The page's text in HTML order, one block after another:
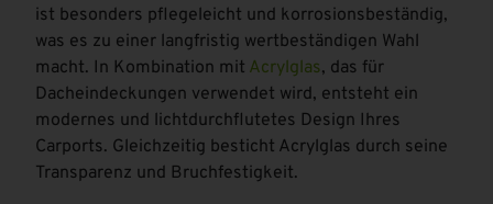
ist besonders pflegeleicht und korrosionsbeständig,
was es zu einer langfristig wertbeständigen Wahl
macht. In Kombination mit Acrylglas, das für
Dacheindeckungen verwendet wird, entsteht ein
modernes und lichtdurchflutetes Design Ihres
Carports. Gleichzeitig besticht Acrylglas durch seine
Transparenz und Bruchfestigkeit.